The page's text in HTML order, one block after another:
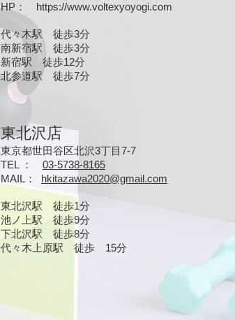
HP ： https://www.voltexyoyogi.com
代々木駅 徒歩3分
南新宿駅 徒歩3分
新宿駅 徒歩12分
北参道駅 徒歩7分
東北沢店
東京都世田谷区北沢3丁目7-7
TEL ： 03-5738-8165
MAIL ： hkitazawa2020@gmail.com
東北沢駅 徒歩1分
池ノ上駅 徒歩9分
下北沢駅 徒歩8分
​代々木上原駅 徒歩 15分